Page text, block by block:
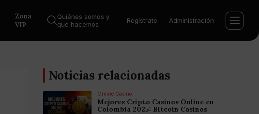
Zona
VIP
Quiénes somos y
qué hacemos
Regístrate Administración
Noticias relacionadas
Online Casino
Mejores Cripto Casinos Online en
Colombia 2025: Bitcoin Casinos